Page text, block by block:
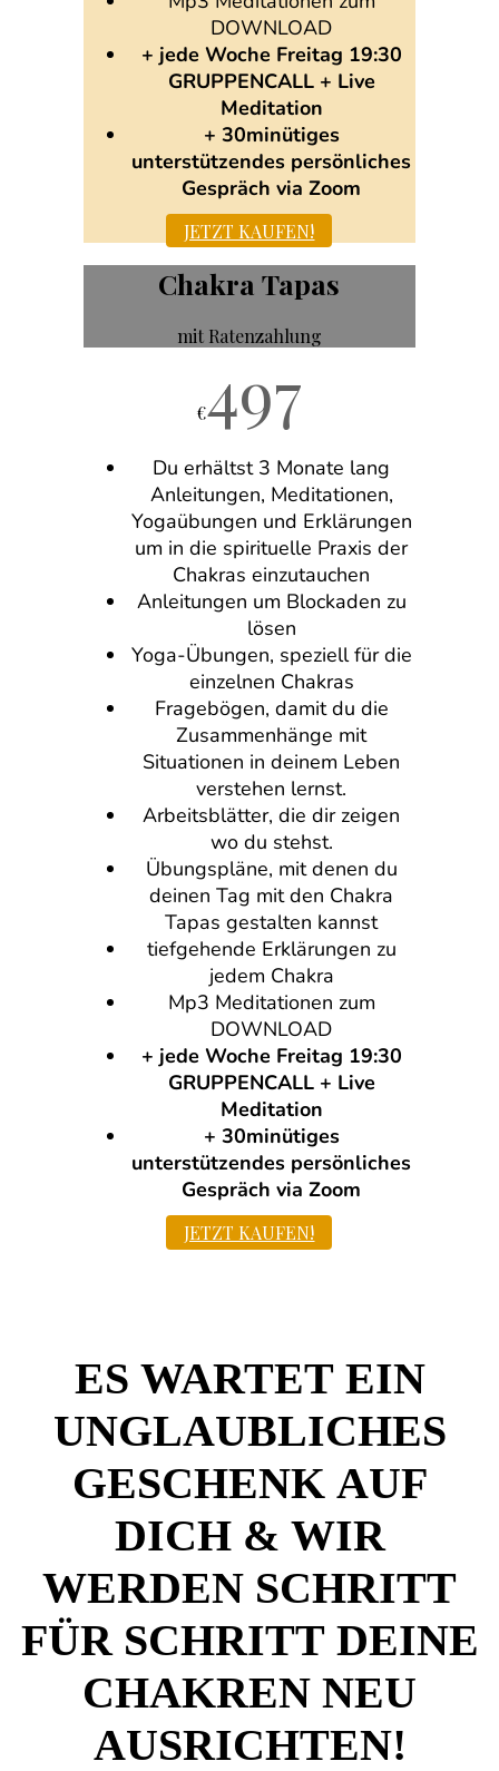
DOWNLOAD
+ jede Woche Freitag 19:30
GRUPPENCALL + Live
Meditation
+ 30minütiges
unterstützendes persönliches
Gespräch via Zoom
JETZT KAUFEN!
Chakra Tapas
mit Ratenzahlung
€497
Du erhältst 3 Monate lang
Anleitungen, Meditationen,
Yogaübungen und Erklärungen
um in die spirituelle Praxis der
Chakras einzutauchen
Anleitungen um Blockaden zu
lösen
Yoga-Übungen, speziell für die
einzelnen Chakras
Fragebögen, damit du die
Zusammenhänge mit
Situationen in deinem Leben
verstehen lernst.
Arbeitsblätter, die dir zeigen
wo du stehst.
Übungspläne, mit denen du
deinen Tag mit den Chakra
Tapas gestalten kannst
tiefgehende Erklärungen zu
jedem Chakra
Mp3 Meditationen zum
DOWNLOAD
+ jede Woche Freitag 19:30
GRUPPENCALL + Live
Meditation
+ 30minütiges
unterstützendes persönliches
Gespräch via Zoom
JETZT KAUFEN!
ES WARTET EIN
UNGLAUBLICHES
GESCHENK AUF
DICH & WIR
WERDEN SCHRITT
FÜR SCHRITT DEINE
CHAKREN NEU
AUSRICHTEN!